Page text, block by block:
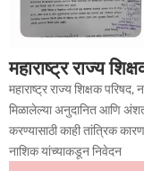
महाराष्ट्र राज्य
महाराष्ट्र राज्य शिक्षक
मिळालेल्या अनुदानित आणि
करण्यासाठी काही तांत्रिक
नाशिक यांच्याकडून निवेदन